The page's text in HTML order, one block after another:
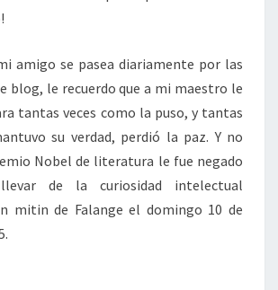
amigo se pasea diariamente por las
blog, le recuerdo que a mi maestro le
tantas veces como la puso, y tantas
su verdad, perdió la paz. Y no
Nobel de literatura le fue negado
de la curiosidad intelectual
mitin de Falange el domingo 10 de